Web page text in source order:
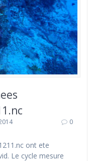
0
ont ete
Le cycle mesure